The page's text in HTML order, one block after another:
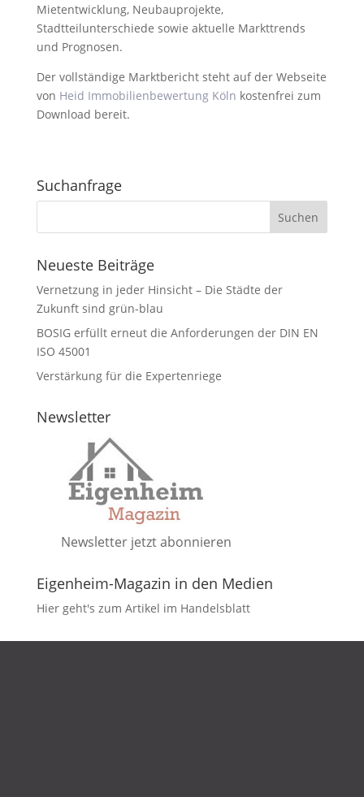
Mietentwicklung, Neubauprojekte,
Stadtteilunterschiede sowie aktuelle Markttrends
und Prognosen.
Der vollständige Marktbericht steht auf der Webseite
von Heid Immobilienbewertung Köln kostenfrei zum
Download bereit.
Suchanfrage
Neueste Beiträge
Vernetzung in jeder Hinsicht – Die Städte der
Zukunft sind grün-blau
BOSIG erfüllt erneut die Anforderungen der DIN EN
ISO 45001
Verstärkung für die Expertenriege
Newsletter
Newsletter jetzt abonnieren
Eigenheim-Magazin in den Medien
Hier geht's zum Artikel im Handelsblatt
DATENSCHUTZ